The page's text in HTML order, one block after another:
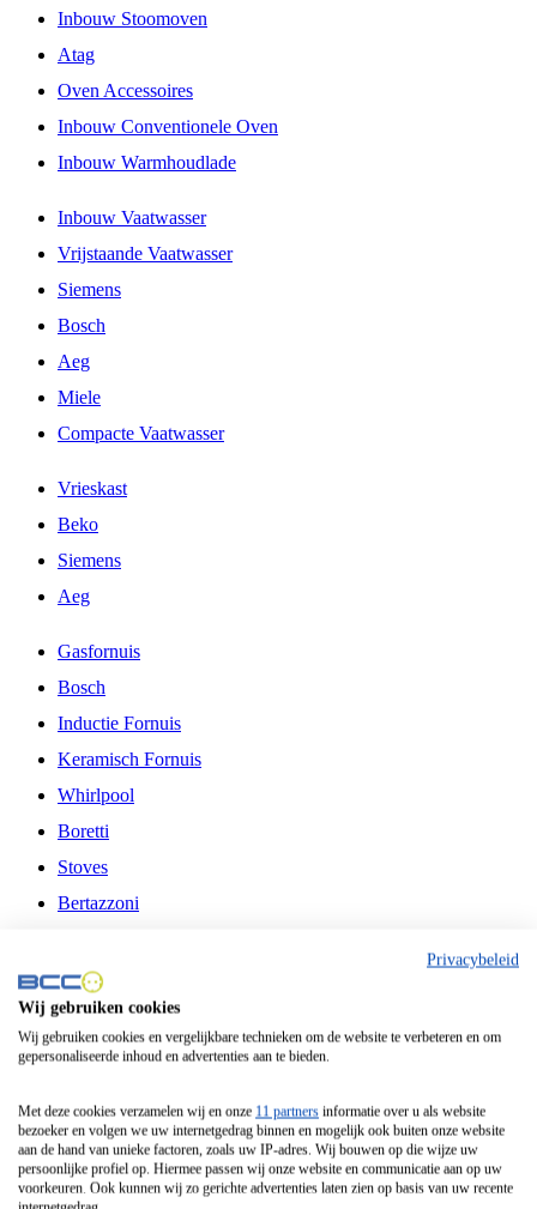
Inbouw Stoomoven
Atag
Oven Accessoires
Inbouw Conventionele Oven
Inbouw Warmhoudlade
Inbouw Vaatwasser
Vrijstaande Vaatwasser
Siemens
Bosch
Aeg
Miele
Compacte Vaatwasser
Vrieskast
Beko
Siemens
Aeg
Gasfornuis
Bosch
Inductie Fornuis
Keramisch Fornuis
Whirlpool
Boretti
Stoves
Bertazzoni
Fitelli
Airfryer
Frituurpan
Contactgrill
Broodbakmachine
Broodrooster
Privacybeleid
Wij gebruiken cookies
Wij gebruiken cookies en vergelijkbare technieken om de website te verbeteren en om
gepersonaliseerde inhoud en advertenties aan te bieden.
Met deze cookies verzamelen wij en onze 11 partners informatie over u als website
bezoeker en volgen we uw internetgedrag binnen en mogelijk ook buiten onze website
aan de hand van unieke factoren, zoals uw IP-adres. Wij bouwen op die wijze uw
persoonlijke profiel op. Hiermee passen wij onze website en communicatie aan op uw
voorkeuren. Ook kunnen wij zo gerichte advertenties laten zien op basis van uw recente